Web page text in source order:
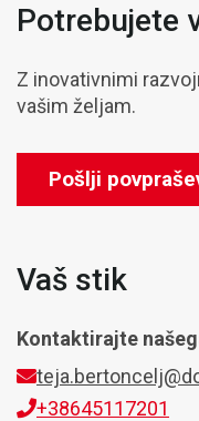
Potrebujete
Z inovativnimi
vašim željam.
Pošlji
Vaš stik
Kontaktirajte
+38645117201